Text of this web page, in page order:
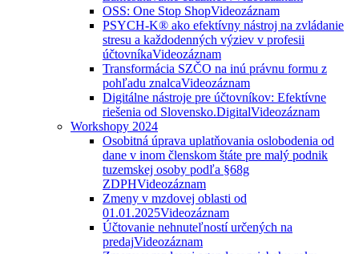
OSS: One Stop ShopVideozáznam
PSYCH-K® ako efektívny nástroj na zvládanie
stresu a každodenných výziev v profesii
účtovníkaVideozáznam
Transformácia SZČO na inú právnu formu z
pohľadu znalcaVideozáznam
Digitálne nástroje pre účtovníkov: Efektívne
riešenia od Slovensko.DigitalVideozáznam
Workshopy 2024
Osobitná úprava uplatňovania oslobodenia od
dane v inom členskom štáte pre malý podnik
tuzemskej osoby podľa §68g
ZDPHVideozáznam
Zmeny v mzdovej oblasti od
01.01.2025Videozáznam
Účtovanie nehnuteľností určených na
predajVideozáznam